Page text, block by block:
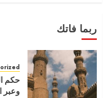
4
ربما فاتك
حكم
وعبر